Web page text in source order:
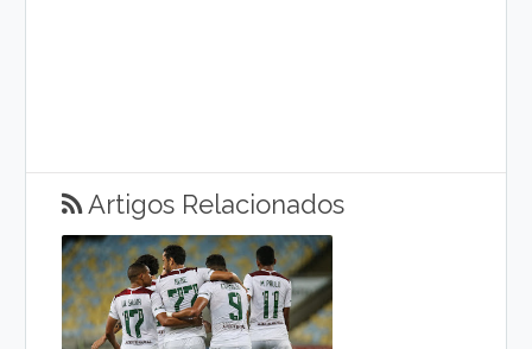
Artigos Relacionados